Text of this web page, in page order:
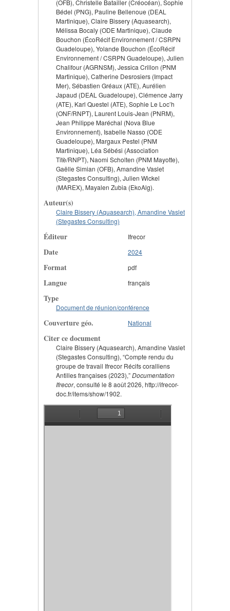
(OFB), Christelle Batailler (Créocéan), Sophie
Bédel (PNG), Pauline Bellenoue (DEAL
Martinique), Claire Bissery (Aquasearch),
Mélissa Bocaly (ODE Martinique), Claude
Bouchon (ÉcoRécif Environnement / CSRPN
Guadeloupe), Yolande Bouchon (ÉcoRécif
Environnement / CSRPN Guadeloupe), Julien
Chalifour (AGRNSM), Jessica Crillon (PNM
Martinique), Catherine Desrosiers (Impact
Mer), Sébastien Gréaux (ATE), Aurélien
Japaud (DEAL Guadeloupe), Clémence Jarry
(ATE), Karl Questel (ATE), Sophie Le Loc’h
(ONF/RNPT), Laurent Louis-Jean (PNRM),
Jean Philippe Maréchal (Nova Blue
Environnement), Isabelle Nasso (ODE
Guadeloupe), Margaux Pestel (PNM
Martinique), Léa Sébési (Association
Titè/RNPT), Naomi Scholten (PNM Mayotte),
Gaëlle Simian (OFB), Amandine Vaslet
(Stegastes Consulting), Julien Wickel
(MAREX), Mayalen Zubia (EkoAlg).
Auteur(s)
Claire Bissery (Aquasearch), Amandine Vaslet
(Stegastes Consulting)
Éditeur Ifrecor
Date 2024
Format pdf
Langue français
Type
Document de réunion/conférence
Couverture géo. National
Citer ce document
Claire Bissery (Aquasearch), Amandine Vaslet
(Stegastes Consulting), “Compte rendu du
groupe de travail Ifrecor Récifs coralliens
Antilles françaises (2023),”Documentation
Ifrecor, consulté le 8 août 2026, http://ifrecor-
doc.fr/items/show/1902.